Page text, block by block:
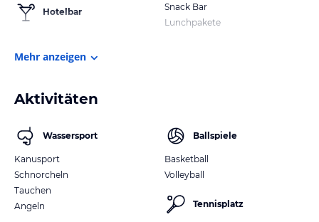
Hotelbar
Snack Bar
Lunchpakete
Mehr anzeigen
Aktivitäten
Wassersport
Kanusport
Schnorcheln
Tauchen
Angeln
Ballspiele
Basketball
Volleyball
Tennisplatz